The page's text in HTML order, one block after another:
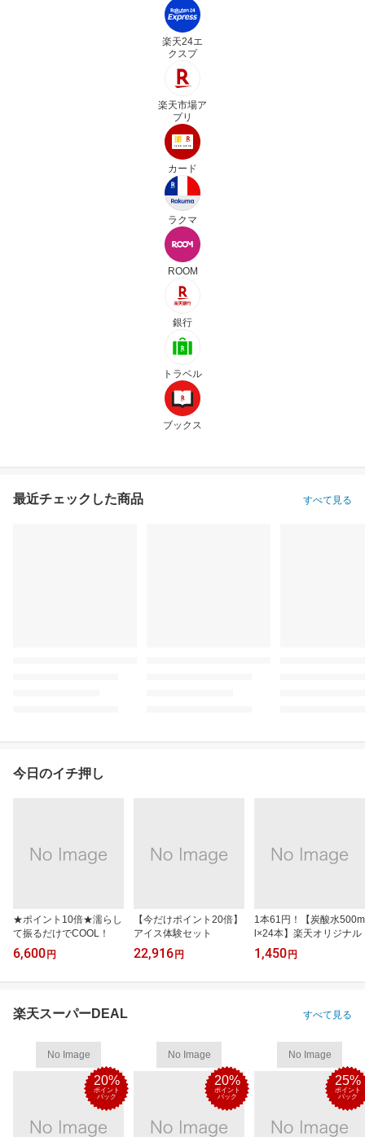
楽天24エ
クスプ
楽天市場ア
プリ
カード
ラクマ
ROOM
銀行
トラベル
ブックス
最近チェックした商品 すべて見る
今日のイチ押し
★ポイント10倍★濡らし
て振るだけでCOOL！
6,600 円
【今だけポイント20倍】
アイス体験セット
22,916 円
1本61円！【炭酸水500m
l×24本】楽天オリジナル
1,450 円
楽天スーパーDEAL すべて見る
No Image
20%
ポイント
バック
No Image
20%
ポイント
バック
No Image
25%
ポイント
バック